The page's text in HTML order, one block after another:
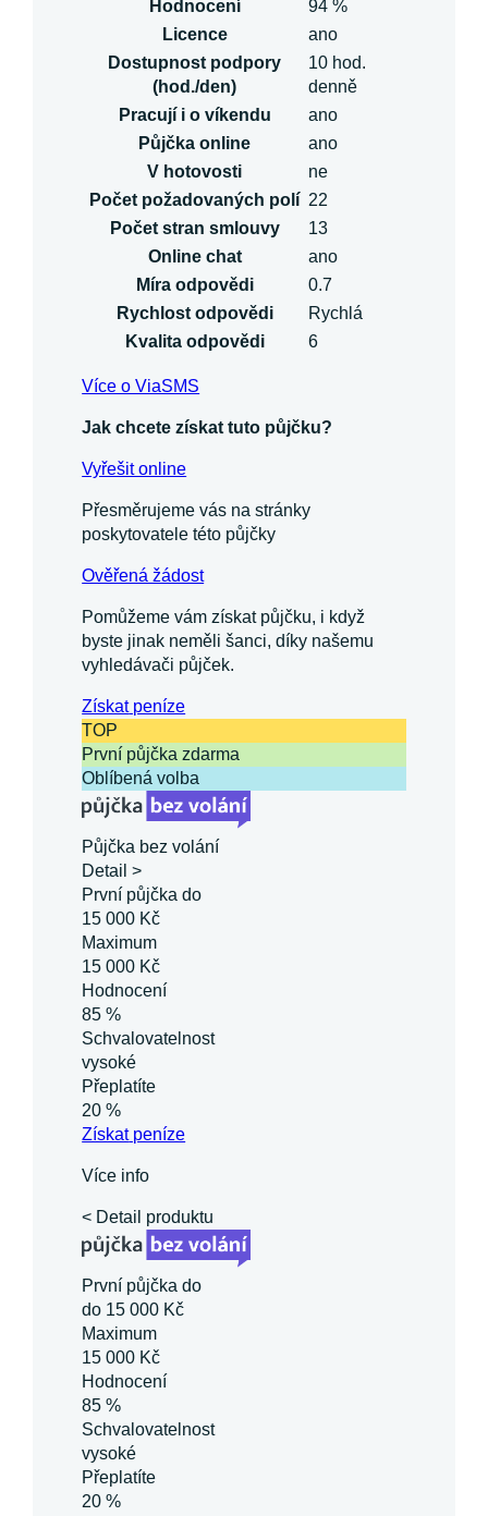
Hodnocení
94 %
Licence
ano
Dostupnost podpory
(hod./den)
10 hod.
denně
Pracují i o víkendu
ano
Půjčka online
ano
V hotovosti
ne
Počet požadovaných polí 22
Počet stran smlouvy
13
Online chat
ano
Míra odpovědi
0.7
Rychlost odpovědi
Rychlá
Kvalita odpovědi
6
Více o ViaSMS
Jak chcete získat tuto půjčku?
Vyřešit online
Přesměrujeme vás na stránky
poskytovatele této půjčky
Ověřená žádost
Pomůžeme vám získat půjčku, i když
byste jinak neměli šanci, díky našemu
vyhledávači půjček.
Získatpeníze
TOP
První půjčka zdarma
Oblíbená volba
Půjčka bez volání
Detail >
První půjčka do
15 000 Kč
Maximum
15 000 Kč
Hodnocení
85 %
Schvalovatelnost
vysoké
Přeplatíte
20 %
Získatpeníze
Více info
< Detail produktu
První půjčka do
do 15 000 Kč
Maximum
15 000 Kč
Hodnocení
85 %
Schvalovatelnost
vysoké
Přeplatíte
20 %